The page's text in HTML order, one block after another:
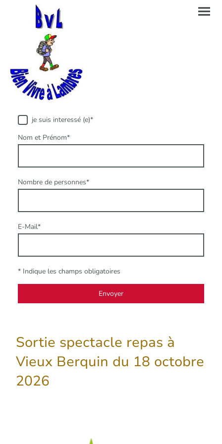
je suis interessé (e)*
Nom et Prénom*
Nombre de personnes*
E-Mail*
* Indique les champs obligatoires
Envoyer
Sortie spectacle repas à
Vieux Berquin du 18 octobre
2026